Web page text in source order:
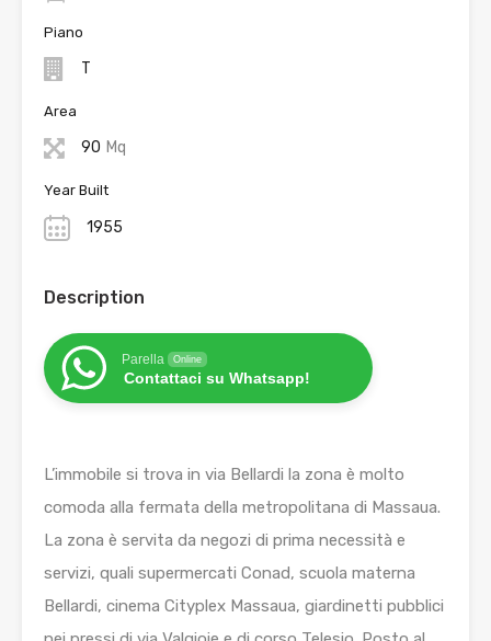
Piano
T
Area
90 Mq
Year Built
1955
Description
Parella Online
Contattaci su Whatsapp!
L’immobile si trova in via Bellardi la zona è molto
comoda alla fermata della metropolitana di Massaua.
La zona è servita da negozi di prima necessità e
servizi, quali supermercati Conad, scuola materna
Bellardi, cinema Cityplex Massaua, giardinetti pubblici